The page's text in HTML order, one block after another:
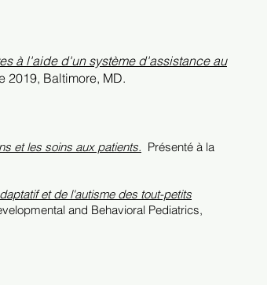
à l'aide d'un système d'assistance au
2019, Baltimore, MD.
et les soins aux patients. Présenté à la
et de l'autisme des tout-petits
and Behavioral Pediatrics,